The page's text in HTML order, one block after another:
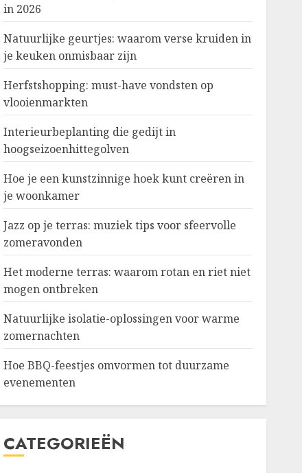
in 2026
Natuurlijke geurtjes: waarom verse kruiden in
je keuken onmisbaar zijn
Herfstshopping: must-have vondsten op
vlooienmarkten
Interieurbeplanting die gedijt in
hoogseizoenhittegolven
Hoe je een kunstzinnige hoek kunt creëren in
je woonkamer
Jazz op je terras: muziek tips voor sfeervolle
zomeravonden
Het moderne terras: waarom rotan en riet niet
mogen ontbreken
Natuurlijke isolatie-oplossingen voor warme
zomernachten
Hoe BBQ-feestjes omvormen tot duurzame
evenementen
CATEGORIEËN